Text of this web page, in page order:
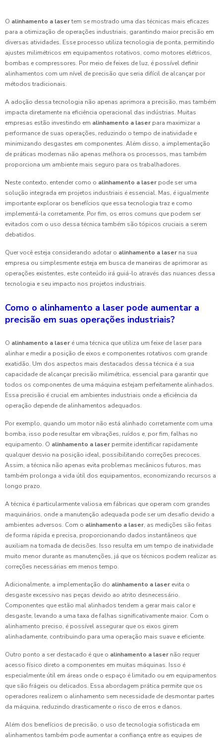
O alinhamento a lasertem se mostrado uma das técnicas mais eficazes
para a otimização de operações industriais, garantindo maior precisão em
diversas atividades. Esse processo utiliza tecnologia de ponta, permitindo
ajustes milimétricos em equipamentos rotativos, como motores elétricos,
bombas e compressores. Por meio de feixes de luz, é possível definir
alinhamentos com um nível de precisão que seria difícil de alcançar por
métodos tradicionais.
A adoção dessa tecnologia não apenas aprimora a precisão, mas também
impacta diretamente na eficiência operacional das indústrias. Muitas
empresas estão investindo em alinhamento a laser para maximizar a
performance de suas operações, reduzindo o tempo de inatividade e
minimizando desgastes em componentes. Além disso, a implementação
de práticas modernas não apenas melhora os processos, mas também
proporciona um ambiente mais seguro para os trabalhadores.
Neste contexto, entender como o alinhamento a laser pode ser uma
solução integrada em projetos industriais é essencial. Mas, é igualmente
importante explorar os benefícios que essa tecnologia traz e como
implementá-la corretamente. Por fim, os erros comuns que podem ser
evitados com o uso dessa técnica também são tópicos cruciais a serem
debatidos.
Quer você esteja considerando adotar o alinhamento a laser na sua
empresa ou simplesmente esteja em busca de maneiras de aprimorar as
operações existentes, este conteúdo irá guiá-lo através das nuances dessa
tecnologia e seu impacto nos projetos industriais.
Como o alinhamento a laser pode aumentar a
precisão em suas operações industriais?
O alinhamento a laser é uma técnica que utiliza um feixe de laser para
alinhar e medir a posição de eixos e componentes rotativos com grande
exatidão. Um dos aspectos mais destacados dessa técnica é a sua
capacidade de alcançar precisão milimétrica, essencial para garantir que
todos os componentes de uma máquina estejam perfeitamente alinhados.
Essa precisão é crucial em ambientes industriais onde a eficiência da
operação depende de alinhamentos adequados.
Por exemplo, quando um motor não está alinhado corretamente com uma
bomba, isso pode resultar em vibrações, ruídos e, por fim, falhas no
equipamento. O alinhamento a laser permite identificar rapidamente
qualquer desvio na posição ideal, possibilitando correções precoces.
Assim, a técnica não apenas evita problemas mecânicos futuros, mas
também prolonga a vida útil dos equipamentos, economizando recursos a
longo prazo.
A técnica é particularmente valiosa em fábricas que operam com grandes
maquinários, onde a manutenção adequada pode ser um desafio devido a
ambientes adversos. Com o alinhamento a laser, as medições são feitas
de forma rápida e precisa, proporcionando dados instantâneos que
auxiliam na tomada de decisões. Isso resulta em um tempo de inatividade
muito menor durante as manutenções, já que os técnicos podem realizar as
correções necessárias em menos tempo.
Adicionalmente, a implementação do alinhamento a laser evita o
desgaste excessivo nas peças devido ao atrito desnecessário.
Componentes que estão mal alinhados tendem a gerar mais calor e
desgaste, levando a uma taxa de falhas significativamente maior. Com o
alinhamento preciso, é possível assegurar que os eixos girem
alinhadamente, contribuindo para uma operação mais suave e eficiente.
Outro ponto a ser destacado é que o alinhamento a laser não requer
acesso físico direto a componentes em muitas máquinas. Isso é
especialmente útil em áreas onde o espaço é limitado ou em equipamentos
que são frágeis ou delicados. Essa abordagem prática permite que os
operadores realizem o alinhamento sem necessidade de desmontar partes
da máquina, reduzindo drasticamente o risco de erros e danos.
Além dos benefícios de precisão, o uso de tecnologia sofisticada em
alinhamentos também pode aumentar a confiança entre as equipes de